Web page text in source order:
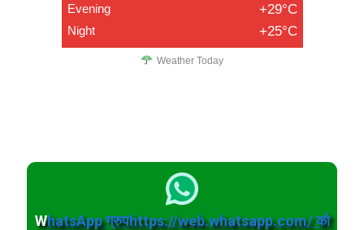
Evening +29°C
Night +25°C
Weather Today
WhatsApp ग्रुपhttps://web.whatsapp.com/ को